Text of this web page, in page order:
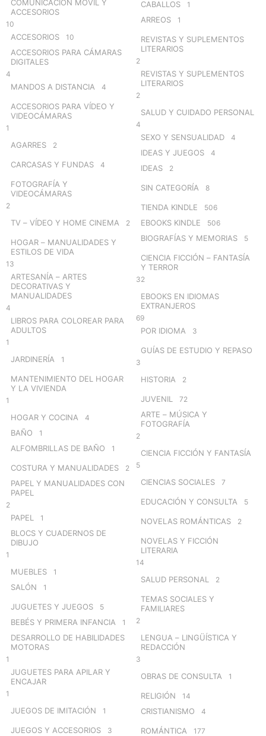
COMUNICACIÓN MÓVIL Y
ACCESORIOS
10
ACCESORIOS 10
ACCESORIOS PARA CÁMARAS
DIGITALES
4
MANDOS A DISTANCIA 4
ACCESORIOS PARA VÍDEO Y
VIDEOCÁMARAS
1
AGARRES 2
CARCASAS Y FUNDAS 4
FOTOGRAFÍA Y
VIDEOCÁMARAS
2
TV – VÍDEO Y HOME CINEMA 2
HOGAR – MANUALIDADES Y
ESTILOS DE VIDA
13
ARTESANÍA – ARTES
DECORATIVAS Y
MANUALIDADES
4
LIBROS PARA COLOREAR PARA
ADULTOS
1
JARDINERÍA 1
MANTENIMIENTO DEL HOGAR
Y LA VIVIENDA
1
HOGAR Y COCINA 4
BAÑO 1
ALFOMBRILLAS DE BAÑO 1
COSTURA Y MANUALIDADES 2
PAPEL Y MANUALIDADES CON
PAPEL
2
PAPEL 1
BLOCS Y CUADERNOS DE
DIBUJO
1
MUEBLES 1
SALÓN 1
JUGUETES Y JUEGOS 5
BEBÉS Y PRIMERA INFANCIA 1
DESARROLLO DE HABILIDADES
MOTORAS
1
JUGUETES PARA APILAR Y
ENCAJAR
1
JUEGOS DE IMITACIÓN 1
JUEGOS Y ACCESORIOS 3
CABALLOS 1
ARREOS 1
REVISTAS Y SUPLEMENTOS
LITERARIOS
2
REVISTAS Y SUPLEMENTOS
LITERARIOS
2
SALUD Y CUIDADO PERSONAL
4
SEXO Y SENSUALIDAD 4
IDEAS Y JUEGOS 4
IDEAS 2
SIN CATEGORÍA 8
TIENDA KINDLE 506
EBOOKS KINDLE 506
BIOGRAFÍAS Y MEMORIAS 5
CIENCIA FICCIÓN – FANTASÍA
Y TERROR
32
EBOOKS EN IDIOMAS
EXTRANJEROS
69
POR IDIOMA 3
GUÍAS DE ESTUDIO Y REPASO
3
HISTORIA 2
JUVENIL 72
ARTE – MÚSICA Y
FOTOGRAFÍA
2
CIENCIA FICCIÓN Y FANTASÍA
5
CIENCIAS SOCIALES 7
EDUCACIÓN Y CONSULTA 5
NOVELAS ROMÁNTICAS 2
NOVELAS Y FICCIÓN
LITERARIA
14
SALUD PERSONAL 2
TEMAS SOCIALES Y
FAMILIARES
2
LENGUA – LINGÜÍSTICA Y
REDACCIÓN
3
OBRAS DE CONSULTA 1
RELIGIÓN 14
CRISTIANISMO 4
ROMÁNTICA 177